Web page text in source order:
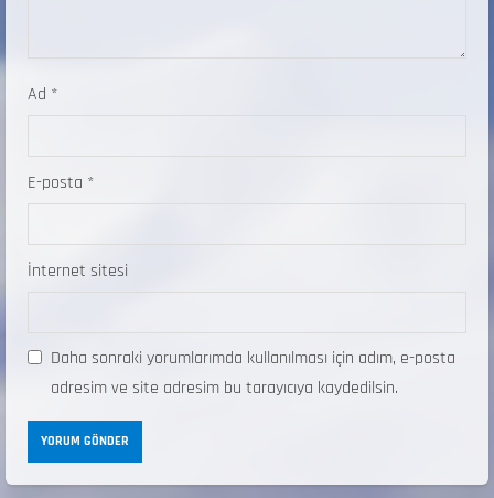
Ad *
E-posta *
İnternet sitesi
Daha sonraki yorumlarımda kullanılması için adım, e-posta
adresim ve site adresim bu tarayıcıya kaydedilsin.